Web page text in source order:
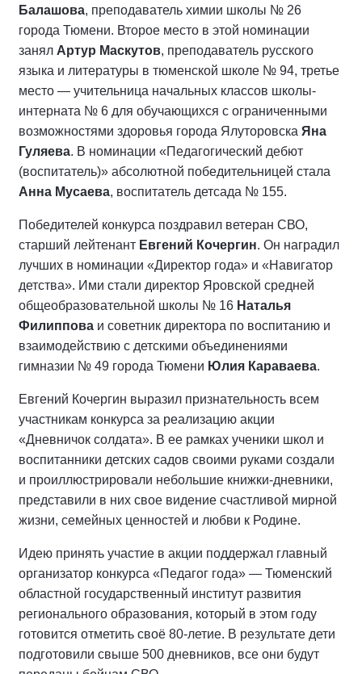
Балашова, преподаватель химии школы № 26
города Тюмени. Второе место в этой номинации
занял Артур Маскутов, преподаватель русского
языка и литературы в тюменской школе № 94, третье
место — учительница начальных классов школы-
интерната № 6 для обучающихся с ограниченными
возможностями здоровья города Ялуторовска Яна
Гуляева. В номинации «Педагогический дебют
(воспитатель)» абсолютной победительницей стала
Анна Мусаева, воспитатель детсада № 155.
Победителей конкурса поздравил ветеран СВО,
старший лейтенант Евгений Кочергин. Он наградил
лучших в номинации «Директор года» и «Навигатор
детства». Ими стали директор Яровской средней
общеобразовательной школы № 16 Наталья
Филиппова и советник директора по воспитанию и
взаимодействию с детскими объединениями
гимназии № 49 города Тюмени Юлия Караваева.
Евгений Кочергин выразил признательность всем
участникам конкурса за реализацию акции
«Дневничок солдата». В ее рамках ученики школ и
воспитанники детских садов своими руками создали
и проиллюстрировали небольшие книжки-дневники,
представили в них свое видение счастливой мирной
жизни, семейных ценностей и любви к Родине.
Идею принять участие в акции поддержал главный
организатор конкурса «Педагог года» — Тюменский
областной государственный институт развития
регионального образования, который в этом году
готовится отметить своё 80-летие. В результате дети
подготовили свыше 500 дневников, все они будут